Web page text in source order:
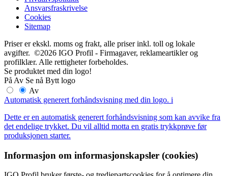
Ansvarsfraskrivelse
Cookies
Sitemap
Priser er ekskl. moms og frakt, alle priser inkl. toll og lokale
avgifter. ©2026 IGO Profil - Firmagaver, reklameartikler og
profilklær. Alle rettigheter forbeholdes.
Se produktet med din logo!
På Av Se nå Bytt logo
Av
Automatisk generert forhåndsvisning med din logo. i
Dette er en automatisk generert forhåndsvisning som kan avvike fra
det endelige trykket. Du vil alltid motta en gratis trykkprøve før
produksjonen starter.
Informasjon om informasjonskapsler (cookies)